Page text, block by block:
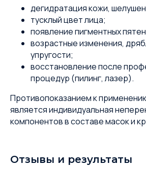
дегидратация кожи,
тусклый цвет лица;
появление пигментных
возрастные изменения,
упругости;
восстановление после
процедур (пилинг, лазер).
Противопоказанием к
является индивидуальная
компонентов в составе масок и
Отзывы и результаты